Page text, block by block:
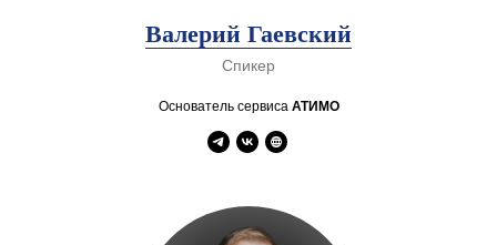
Валерий Гаевский
Спикер
Основатель сервиса АТИМО